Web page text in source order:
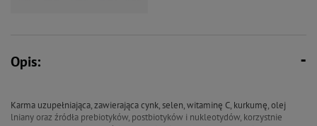
funkcjonalne dla psa wspierające
odporność zestaw 10 x 7 szt.
Opis:
Karma uzupełniająca, zawierająca cynk, selen, witaminę C, kurkumę, olej
lniany oraz źródła prebiotyków, postbiotyków i nukleotydów, korzystnie